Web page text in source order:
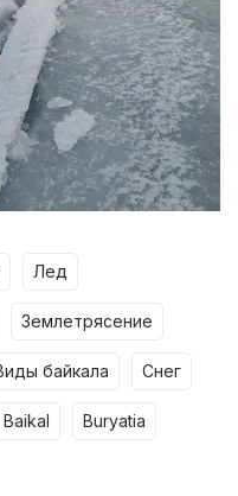
лед
землетрясение
виды байкала снег
baikal buryatia